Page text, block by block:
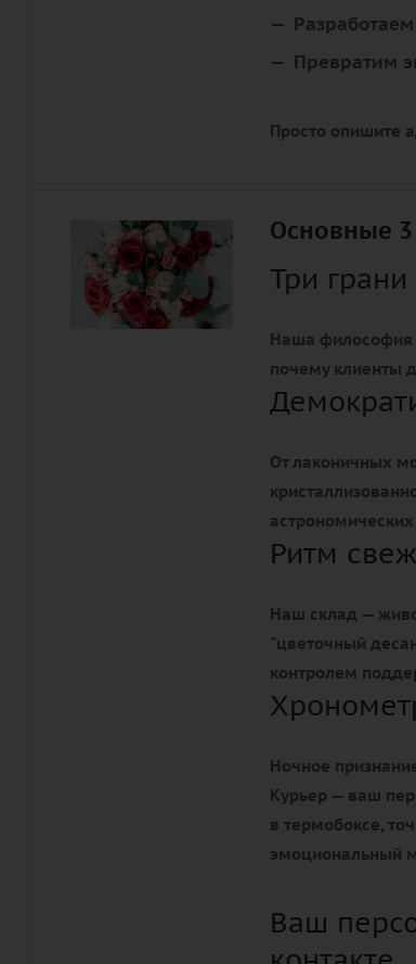
Превратим
Просто опишите
Основные 3
Три
Наша философия
почему клиенты
От лаконичных
Ритм
Наш склад —
"цветочный
контролем
Ночное
Курьер — ваш
в термобоксе,
эмоциональный
Ваш